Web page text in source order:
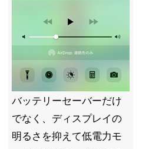
バッテリーセーバーだけ
でなく、ディスプレイの
明るさを抑えて低電力モ